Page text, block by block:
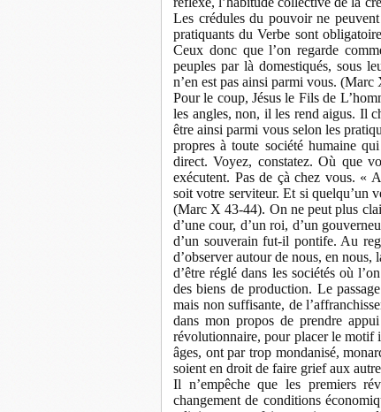
Les crédules du pouvoir ne
pratiquants du Verbe sont
Ceux donc que l’on regarde
peuples par là domestiqués, sous
n’en est pas ainsi parmi vous. (Marc
Pour le coup, Jésus le Fils de
les angles, non, il les rend aigus. Il
être ainsi parmi vous selon les
propres à toute société humaine
direct. Voyez, constatez. Où que
exécutent. Pas de çà chez vous. «
soit votre serviteur. Et si quelqu’un
(Marc X 43-44). On ne peut plus
d’une cour, d’un roi, d’un
d’un souverain fut-il pontife. Au
d’observer autour de nous, en
d’être réglé dans les sociétés où
des biens de production. Le
mais non suffisante, de
dans mon propos de prendre
révolutionnaire, pour placer le motif
âges, ont par trop mondanisé,
soient en droit de faire grief aux
Il n’empêche que les premiers
changement de conditions